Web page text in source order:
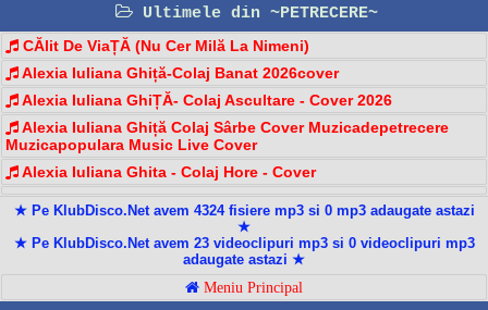
Ultimele din ~PETRECERE~
CĂlit De ViaȚĂ (Nu Cer Milă La Nimeni)
Alexia Iuliana Ghiță-Colaj Banat 2026cover
Alexia Iuliana GhiȚĂ- Colaj Ascultare - Cover 2026
Alexia Iuliana Ghiță Colaj Sârbe Cover Muzicadepetrecere
Muzicapopulara Music Live Cover
Alexia Iuliana Ghita - Colaj Hore - Cover
★ Pe KlubDisco.Net avem 4324 fisiere mp3 si 0 mp3 adaugate astazi
★
★ Pe KlubDisco.Net avem 23 videoclipuri mp3 si 0 videoclipuri mp3
adaugate astazi ★
Meniu Principal